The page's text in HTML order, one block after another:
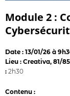
Module 2 :
Date : 13/01/26 à
Lieu : Creativa, 81/
: 2h30
Contenu :